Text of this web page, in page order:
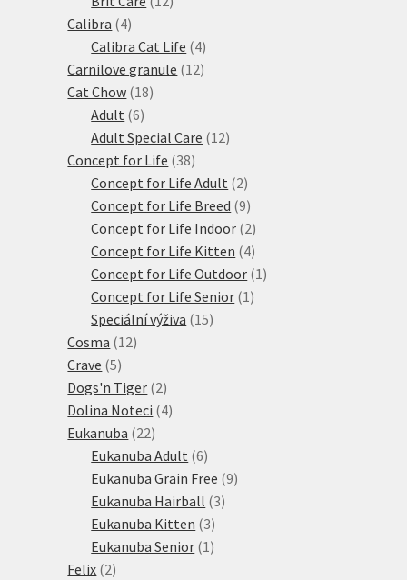
Calibra 44
produkty
Calibra Cat Life 44
produkty
Carnilove granule 1212
Cat Chow 1818
Adult 66
produktů
Adult Special Care 1212
Concept for Life 3838
produktů
Concept for Life Adult 22
produkty
Concept for Life Breed 99
produktů
Concept for Life Indoor 22
produkty
Concept for Life Kitten 44
produkty
Concept for Life Outdoor 1 1
Concept for Life Senior 1 1
Speciální výživa 1515
Cosma 1212
Crave 55
produktů
Dogs'n Tiger 22
produkty
Dolina Noteci 44
Eukanuba 2222
produktů
Eukanuba Adult 66
produktů
Eukanuba Grain Free 99
Eukanuba Hairball 33
Eukanuba Kitten 33
produkty
Eukanuba Senior 1 1
Felix 22